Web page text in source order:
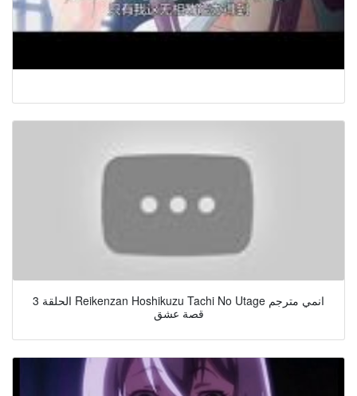
الحلقة 3 Reikenzan Hoshikuzu Tachi No Utage انمي مترجم
قصة عشق